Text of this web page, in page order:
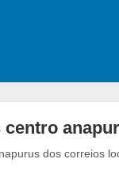
dos correios